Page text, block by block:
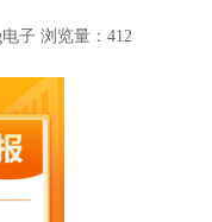
子 浏览量：412